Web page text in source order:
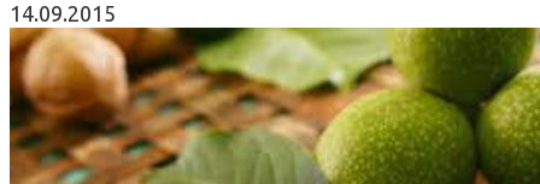
14.09.2015